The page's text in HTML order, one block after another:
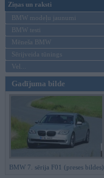
Ziņas un raksti
BMW modeļu jaunumi
BMW testi
Mēneša BMW
Sērijveida tūnings
Vel...
Gadījuma bilde
BMW 7. sērija F01 (preses bildes)